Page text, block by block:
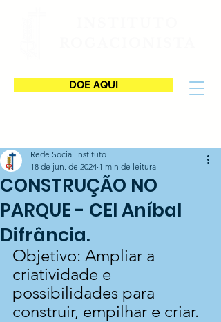
DOE AQUI
CONSTRUÇÃO NO
PARQUE - CEI Aníbal
Difrância.
Rede Social Instituto
18 de jun. de 2024 1 min de leitura
Objetivo: Ampliar a
criatividade e
possibilidades para
construir, empilhar e criar.